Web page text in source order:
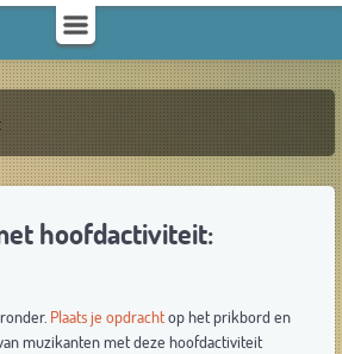
hoofdactiviteit:
Plaats je opdrachtop het prikbord en
muzikanten met deze hoofdactiviteit